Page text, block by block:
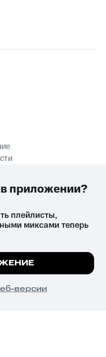
причиняет вред здоровью,
установленную
на сайте все
плейлисты,
миксами теперь
версии